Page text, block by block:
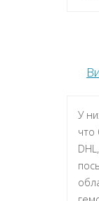
У
что